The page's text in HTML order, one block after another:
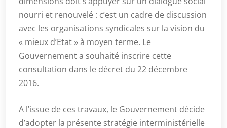
nourri et renouvelé : c’est un cadre de discussion
avec les organisations syndicales sur la vision du
« mieux d’Etat » à moyen terme. Le
Gouvernement a souhaité inscrire cette
consultation dans le décret du 22 décembre
2016.
A l’issue de ces travaux, le Gouvernement décide
d’adopter la présente stratégie interministérielle